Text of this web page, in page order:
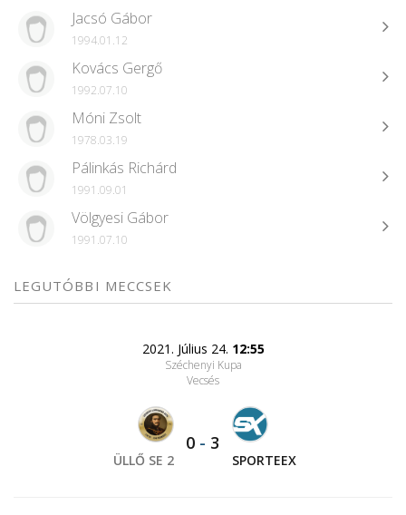
Jacsó Gábor
1994.01.12
Kovács Gergő
1992.07.10
Móni Zsolt
1978.03.19
Pálinkás Richárd
1991.09.01
Völgyesi Gábor
1991.07.10
LEGUTÓBBI MECCSEK
2021. Július 24. 12:55
Széchenyi Kupa
Vecsés
ÜLLŐ SE 2
0 - 3
SPORTEEX